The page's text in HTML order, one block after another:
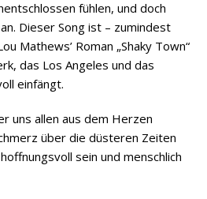
fühlen, und doch
Dieser Song ist – zumindest
Mathews’ Roman „Shaky Town“
das Los Angeles und das
einfängt.
uns allen aus dem Herzen
über die düsteren Zeiten
sein und menschlich